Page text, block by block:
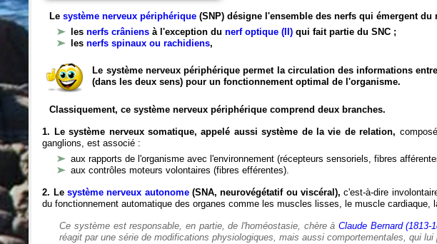
Lesystème nerveux périphérique (SNP) désigne l'ensemble des nerfs qui émergent du
lesnerfs crâniens à l'exception du nerf optique (II) qui fait partie du SNC ;
lesnerfs spinaux ou rachidiens,
Le système nerveux périphérique permet la circulation des informations
(dans les deux sens) pour un fonctionnement optimal de l'organisme.
Classiquement, ce système nerveux périphérique comprend deux branches.
1. Le système nerveux somatique, appelé aussi système de la vie de relation,
ganglions, est associé :
aux rapports de l'organisme avec l'environnement (récepteurs sensoriels, fibres
aux contrôles moteurs volontaires (fibres efférentes).
2. Le système nerveux autonome(SNA, neurovégétatif ou viscéral), c'est-à-dire
du fonctionnement automatique des organes comme les muscles lisses, le muscle cardiaque,
Ce système est responsable, en partie, de l'homéostasie, chère àClaude Bernard (1813-
réagit par une série de modifications physiologiques, mais aussi comportementales, qui lui